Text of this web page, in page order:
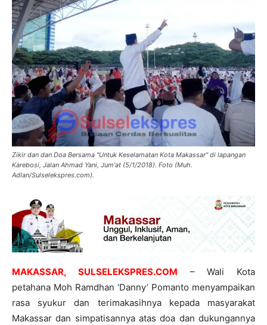
Zikir dan dan Doa Bersama "Untuk Keselamatan Kota Makassar" di lapangan
Karebosi, Jalan Ahmad Yani, Jum'at (5/1/2018). Foto (Muh.
Adlan/Sulselekspres.com).
MAKASSAR, SULSELEKSPRES.COM – Wali Kota
petahana Moh Ramdhan ‘Danny’ Pomanto menyampaikan
rasa syukur dan terimakasihnya kepada masyarakat
Makassar dan simpatisannya atas doa dan dukungannya